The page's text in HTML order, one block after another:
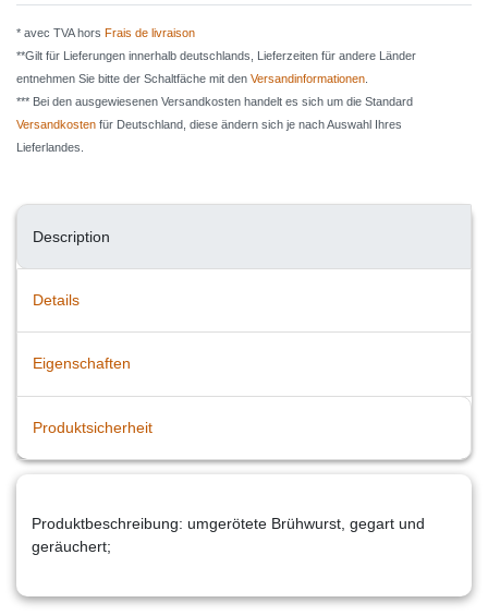
* avec TVA hors Frais de livraison
**Gilt für Lieferungen innerhalb deutschlands, Lieferzeiten für andere Länder
entnehmen Sie bitte der Schaltfäche mit den Versandinformationen
*** Bei den ausgewiesenen Versandkosten handelt es sich um die Standard
Versandkosten für Deutschland, diese ändern sich je nach Auswahl Ihres
Lieferlandes.
Description
Details
Eigenschaften
Produktsicherheit
Produktbeschreibung: umgerötete Brühwurst, gegart und
geräuchert;